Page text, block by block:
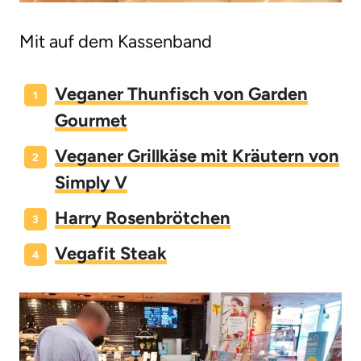
Mit auf dem Kassenband
Veganer Thunfisch von Garden
Gourmet
Veganer Grillkäse mit Kräutern von
Simply V
Harry Rosenbrötchen
Vegafit Steak